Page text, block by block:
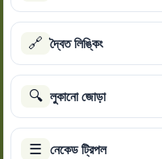
🔗 দ্বৈত লিঙ্কিং
🔍 লুকানো জোড়া
☰ নেকেড ট্রিপল